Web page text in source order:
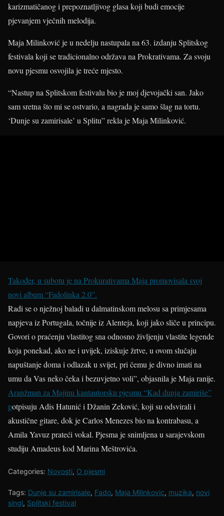
karizmatičanog i prepoznatljivog glasa koji budi emocije
pjevanjem vječnih melodija.
Maja Milinković je u nedelju nastupala na 63. izdanju Splitskog
festivala koji se tradicionalno održava na Prokrativama. Za svoju
novu pjesmu osvojila je treće mjesto.
“Nastup na Splitskom festivalu bio je moj djevojački san. Jako
sam sretna što mi se ostvario, a nagrada je samo šlag na tortu.
‘Dunje su zamirisale’ u Splitu” rekla je Maja Milinković.
Također, u subotu je na Prokurativama Maja promovisala svoj
novi album “Fadolinka 2.0”.
Radi se o nježnoj baladi u dalmatinskom melosu sa primjesama
napjeva iz Portugala, točnije iz Alenteja, koji jako sliče u principu.
Govori o praćenju vlastitog sna odnosno življenju vlastite legende
koja ponekad, ako ne i uvijek, iziskuje žrtve, u ovom slučaju
napuštanje doma i odlazak u svijet, pri čemu je divno imati na
umu da Vas neko čeka i bezuvjetno voli”, objasnila je Maja ranije.
Aranžman za Majinu kantautorsku pjesmu “Kad dunja zamiriše”
potpisuju Adis Hatunić i Džanin Zeković, koji su odsvirali i
akustične gitare, dok je Carlos Menezes bio na kontrabasu, a
Amila Yavuz prateći vokal. Pjesma je snimljena u sarajevskom
studiju Amadeus kod Marina Meštrovića.
Categories: Novosti, O pjesmi
Tags: Dunje su zamirisale, Fado, Maja Milinkovic, muzika, novi
singl, Splitski festival